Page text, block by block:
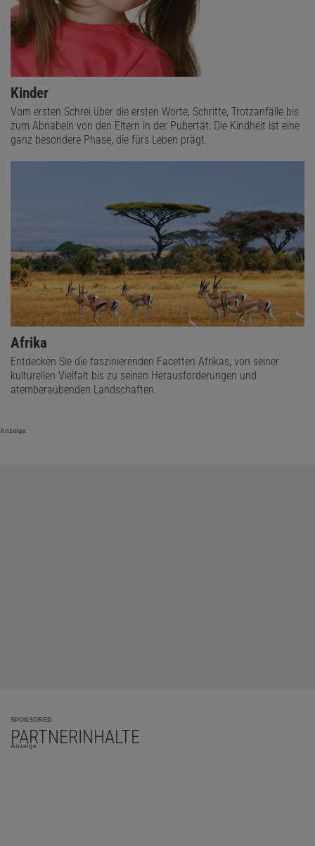
Kinder
Vom ersten Schrei über die ersten Worte, Schritte, Trotzanfälle bis
zum Abnabeln von den Eltern in der Pubertät: Die Kindheit ist eine
ganz besondere Phase, die fürs Leben prägt.
Afrika
Entdecken Sie die faszinierenden Facetten Afrikas, von seiner
kulturellen Vielfalt bis zu seinen Herausforderungen und
atemberaubenden Landschaften.
Anzeige
SPONSORED
PARTNERINHALTE
Anzeige